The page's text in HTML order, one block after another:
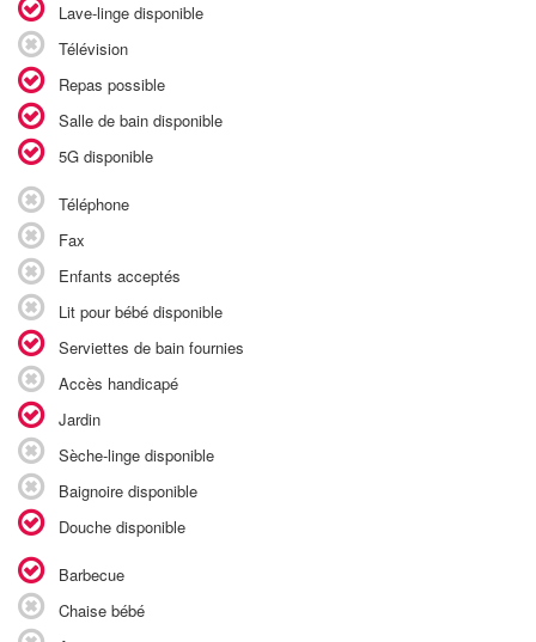
Lave-linge disponible
Télévision
Repas possible
Salle de bain disponible
5G disponible
Téléphone
Fax
Enfants acceptés
Lit pour bébé disponible
Serviettes de bain fournies
Accès handicapé
Jardin
Sèche-linge disponible
Baignoire disponible
Douche disponible
Barbecue
Chaise bébé